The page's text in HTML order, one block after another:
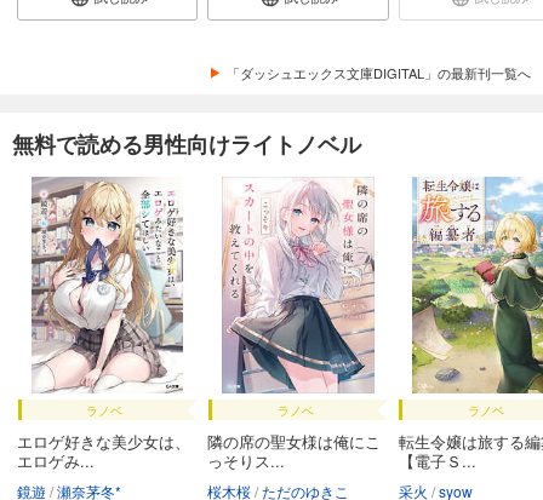
「ダッシュエックス文庫DIGITAL」の最新刊一覧へ
無料で読める男性向けライトノベル
ラノベ
エロゲ好きな美少女は、
エロゲみ...
鏡遊 瀬奈茅冬*
ラノベ
隣の席の聖女様は俺にこ
っそりス...
桜木桜 ただのゆきこ
ラノベ
転生令嬢は旅する
【電子Ｓ...
采火 syow